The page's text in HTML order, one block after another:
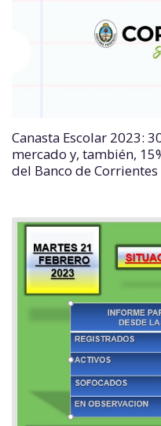
Canasta Escolar 2023:
mercado y, también,
del Banco de Corrientes